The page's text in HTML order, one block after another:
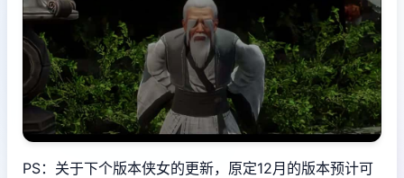
PS：关于下个版本侠女的更新，原定12月的版本预计可